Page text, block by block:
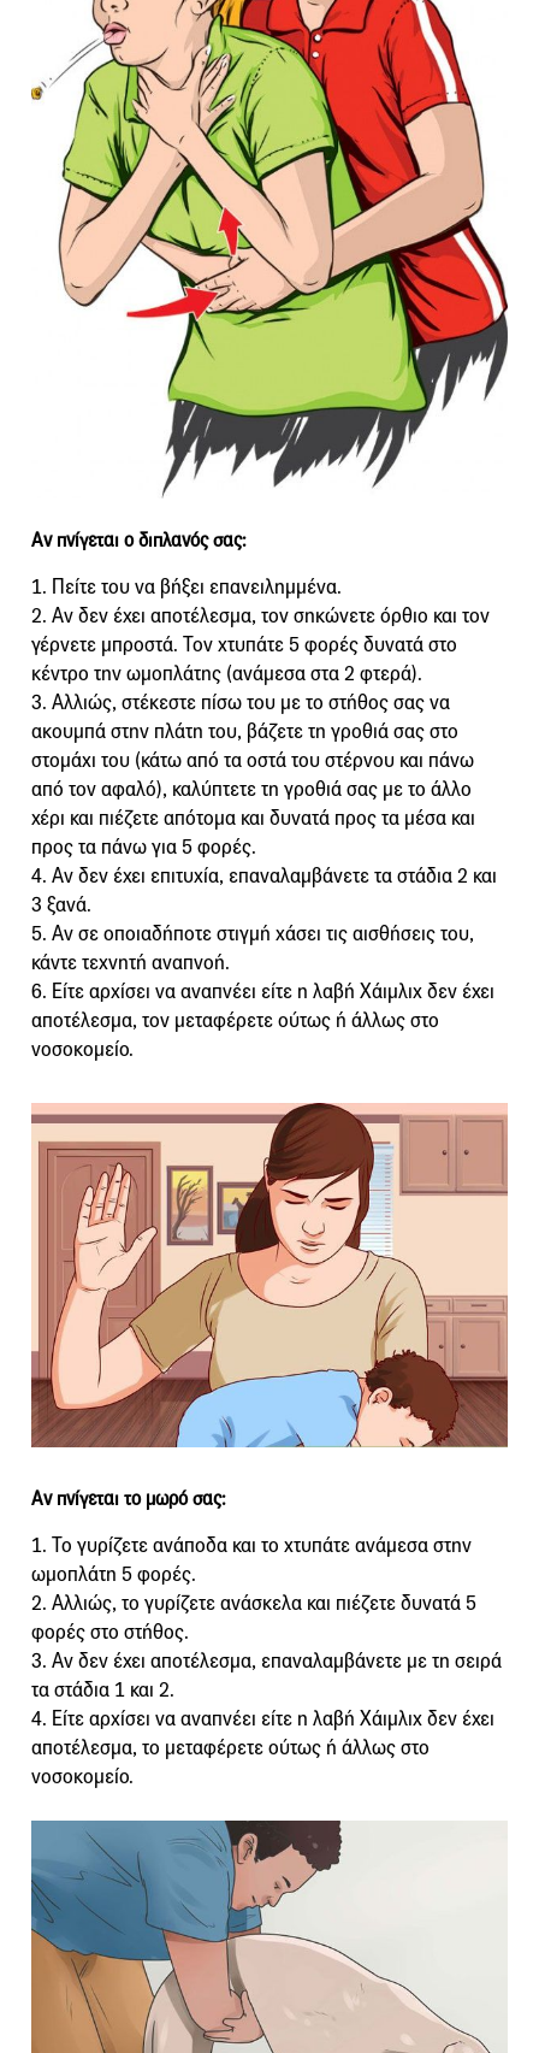
Αν πνίγεται ο διπλανός σας:
1. Πείτε του να βήξει επανειλημμένα.
2. Αν δεν έχει αποτέλεσμα, τον σηκώνετε όρθιο και τον
γέρνετε μπροστά. Τον χτυπάτε 5 φορές δυνατά στο
κέντρο την ωμοπλάτης (ανάμεσα στα 2 φτερά).
3. Αλλιώς, στέκεστε πίσω του με το στήθος σας να
ακουμπά στην πλάτη του, βάζετε τη γροθιά σας στο
στομάχι του (κάτω από τα οστά του στέρνου και πάνω
από τον αφαλό), καλύπτετε τη γροθιά σας με το άλλο
χέρι και πιέζετε απότομα και δυνατά προς τα μέσα και
προς τα πάνω για 5 φορές.
4. Αν δεν έχει επιτυχία, επαναλαμβάνετε τα στάδια 2 και
3 ξανά.
5. Αν σε οποιαδήποτε στιγμή χάσει τις αισθήσεις του,
κάντε τεχνητή αναπνοή.
6. Είτε αρχίσει να αναπνέει είτε η λαβή Χάιμλιχ δεν έχει
αποτέλεσμα, τον μεταφέρετε ούτως ή άλλως στο
νοσοκομείο.
Αν πνίγεται το μωρό σας:
1. Το γυρίζετε ανάποδα και το χτυπάτε ανάμεσα στην
ωμοπλάτη 5 φορές.
2. Αλλιώς, το γυρίζετε ανάσκελα και πιέζετε δυνατά 5
φορές στο στήθος.
3. Αν δεν έχει αποτέλεσμα, επαναλαμβάνετε με τη σειρά
τα στάδια 1 και 2.
4. Είτε αρχίσει να αναπνέει είτε η λαβή Χάιμλιχ δεν έχει
αποτέλεσμα, το μεταφέρετε ούτως ή άλλως στο
νοσοκομείο.